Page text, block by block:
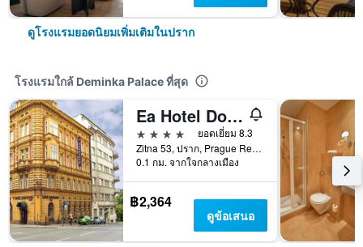
ดูโรงแรมยอดนิยมเพิ่มเติมในปราก
โรงแรมใกล้ Deminka Palace ที่สุด
Ea Hotel Downtown
4 ดาว
ยอดเยี่ยม 8.3
Zitna 53, ปราก, Prague Region, สาธารณรัฐเช็ก
0.1 กม. จากใจกลางเมือง
฿2,364
ดูข้อเสนอ